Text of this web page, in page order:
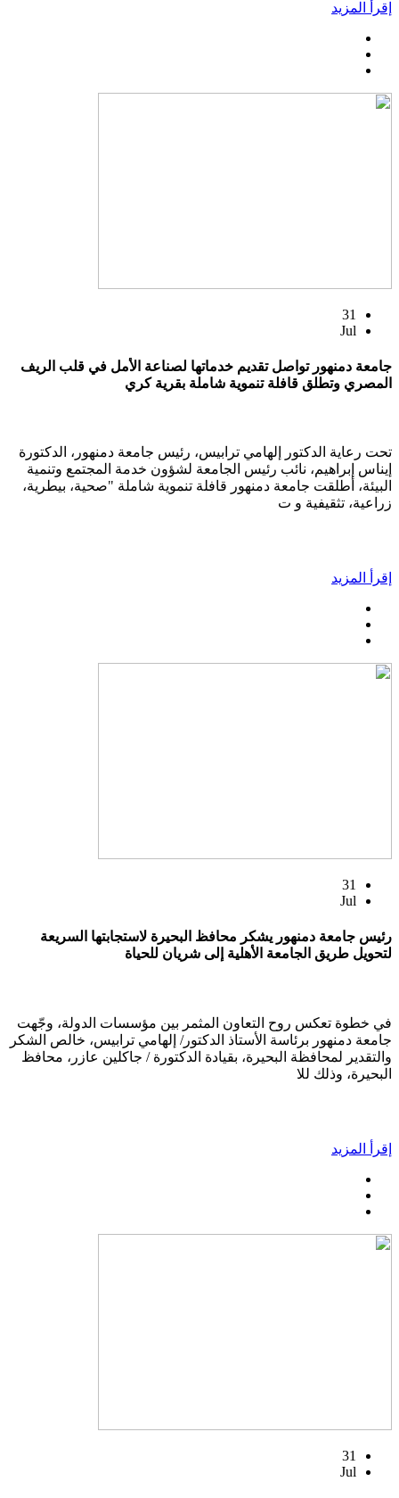
إقرأ المزيد
31
Jul
جامعة دمنهور تواصل تقديم خدماتها لصناعة الأمل في قلب الريف
المصري وتطلق قافلة تنموية شاملة بقرية كري
تحت رعاية الدكتور إلهامي ترابيس، رئيس جامعة دمنهور، الدكتورة
إيناس إبراهيم، نائب رئيس الجامعة لشؤون خدمة المجتمع وتنمية
البيئة، أطلقت جامعة دمنهور قافلة تنموية شاملة "صحية، بيطرية،
زراعية، تثقيفية و ت
إقرأ المزيد
31
Jul
رئيس جامعة دمنهور يشكر محافظ البحيرة لاستجابتها السريعة
لتحويل طريق الجامعة الأهلية إلى شريان للحياة
في خطوة تعكس روح التعاون المثمر بين مؤسسات الدولة، وجّهت
جامعة دمنهور برئاسة الأستاذ الدكتور/ إلهامي ترابيس، خالص الشكر
والتقدير لمحافظة البحيرة، بقيادة الدكتورة / جاكلين عازر، محافظ
البحيرة، وذلك للا
إقرأ المزيد
31
Jul